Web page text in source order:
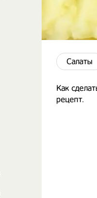
Салаты
Как
рецепт.